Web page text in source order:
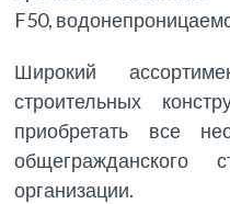
F50,
Широкий
строительных
приобретать все
общегражданского
организации.